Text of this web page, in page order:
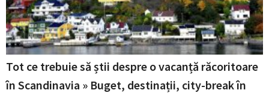
Tot ce trebuie să știi despre o vacanță răcoritoare
în Scandinavia » Buget, destinații, city-break în